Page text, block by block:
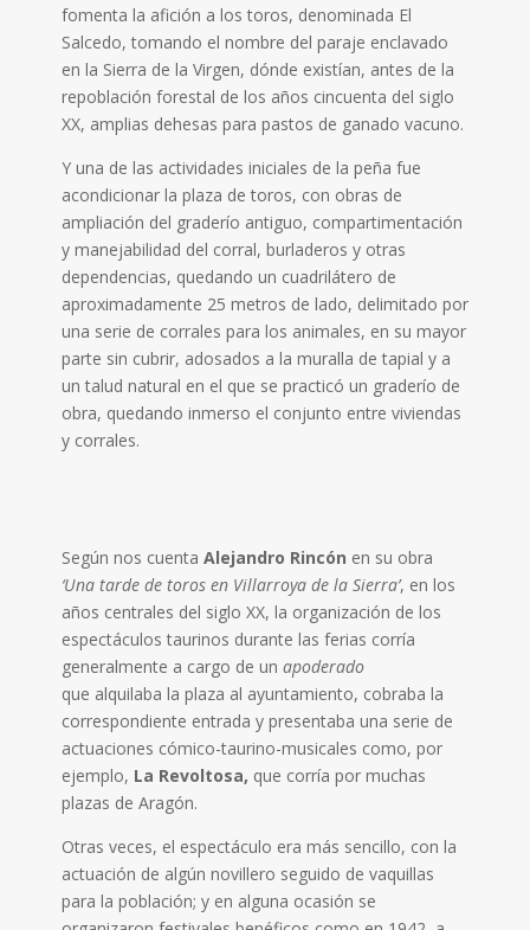
fomenta la afición a los toros, denominada El
Salcedo, tomando el nombre del paraje enclavado
en la Sierra de la Virgen, dónde existían, antes de la
repoblación forestal de los años cincuenta del siglo
XX, amplias dehesas para pastos de ganado vacuno.
Y una de las actividades iniciales de la peña fue
acondicionar la plaza de toros, con obras de
ampliación del graderío antiguo, compartimentación
y manejabilidad del corral, burladeros y otras
dependencias, quedando un cuadrilátero de
aproximadamente 25 metros de lado, delimitado por
una serie de corrales para los animales, en su mayor
parte sin cubrir, adosados a la muralla de tapial y a
un talud natural en el que se practicó un graderío de
obra, quedando inmerso el conjunto entre viviendas
y corrales.
Según nos cuenta Alejandro Rincón en su obra
‘Una tarde de toros en Villarroya de la Sierra’, en los
años centrales del siglo XX, la organización de los
espectáculos taurinos durante las ferias corría
generalmente a cargo de un apoderado
que alquilaba la plaza al ayuntamiento, cobraba la
correspondiente entrada y presentaba una serie de
actuaciones cómico-taurino-musicales como, por
ejemplo, La Revoltosa, que corría por muchas
plazas de Aragón.
Otras veces, el espectáculo era más sencillo, con la
actuación de algún novillero seguido de vaquillas
para la población; y en alguna ocasión se